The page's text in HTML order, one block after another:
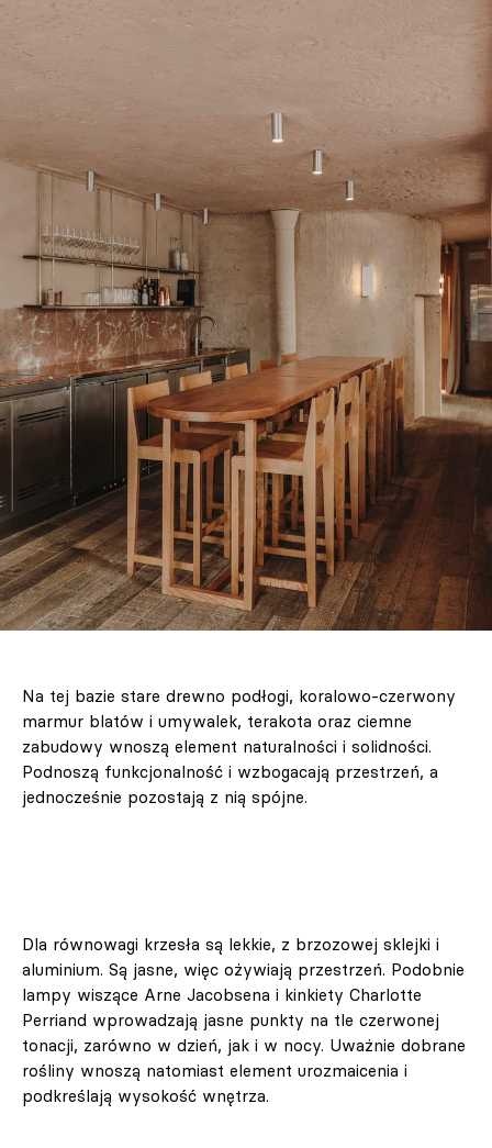
Na tej bazie stare drewno podłogi, koralowo-czerwony
marmur blatów i umywalek, terakota oraz ciemne
zabudowy wnoszą element naturalności i solidności.
Podnoszą funkcjonalność i wzbogacają przestrzeń, a
jednocześnie pozostają z nią spójne.
Dla równowagi krzesła są lekkie, z brzozowej sklejki i
aluminium. Są jasne, więc ożywiają przestrzeń. Podobnie
lampy wiszące Arne Jacobsena i kinkiety Charlotte
Perriand wprowadzają jasne punkty na tle czerwonej
tonacji, zarówno w dzień, jak i w nocy. Uważnie dobrane
rośliny wnoszą natomiast element urozmaicenia i
podkreślają wysokość wnętrza.